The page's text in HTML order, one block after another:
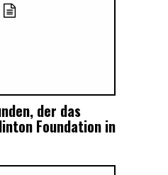
der das
Foundation in